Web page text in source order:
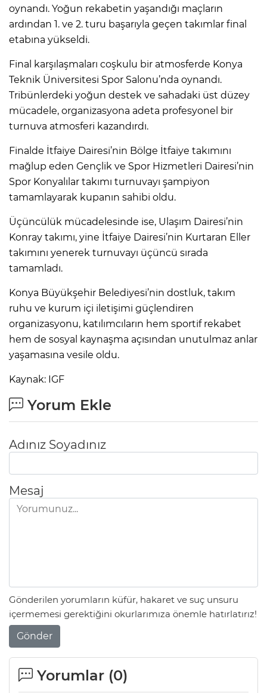
oynandı. Yoğun rekabetin yaşandığı maçların
ardından 1. ve 2. turu başarıyla geçen takımlar final
etabına yükseldi.
Final karşılaşmaları coşkulu bir atmosferde Konya
Teknik Üniversitesi Spor Salonu’nda oynandı.
Tribünlerdeki yoğun destek ve sahadaki üst düzey
mücadele, organizasyona adeta profesyonel bir
turnuva atmosferi kazandırdı.
Finalde İtfaiye Dairesi’nin Bölge İtfaiye takımını
mağlup eden Gençlik ve Spor Hizmetleri Dairesi’nin
Spor Konyalılar takımı turnuvayı şampiyon
tamamlayarak kupanın sahibi oldu.
Üçüncülük mücadelesinde ise, Ulaşım Dairesi’nin
Konray takımı, yine İtfaiye Dairesi’nin Kurtaran Eller
takımını yenerek turnuvayı üçüncü sırada
tamamladı.
Konya Büyükşehir Belediyesi’nin dostluk, takım
ruhu ve kurum içi iletişimi güçlendiren
organizasyonu, katılımcıların hem sportif rekabet
hem de sosyal kaynaşma açısından unutulmaz anlar
yaşamasına vesile oldu.
Kaynak: IGF
Yorum Ekle
Adınız Soyadınız
Mesaj
Gönderilen yorumların küfür, hakaret ve suç unsuru
içermemesi gerektiğini okurlarımıza önemle hatırlatırız!
Gönder
Yorumlar (0)